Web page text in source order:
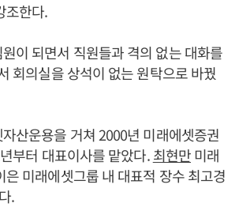
조한다.
이 되면서 직원들과 격의 없는 대화를
회의실을 상석이 없는 원탁으로 바꿨
산운용을 거쳐 2000년 미래에셋증권
부터 대표이사를 맡았다.최현만미래
은 미래에셋그룹 내 대표적 장수 최고경
.